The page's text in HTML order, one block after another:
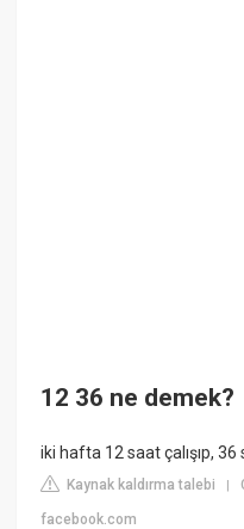
12 36 ne demek?
iki hafta 12 saat çalışıp,
Kaynak kaldırma talebi |
facebook.com